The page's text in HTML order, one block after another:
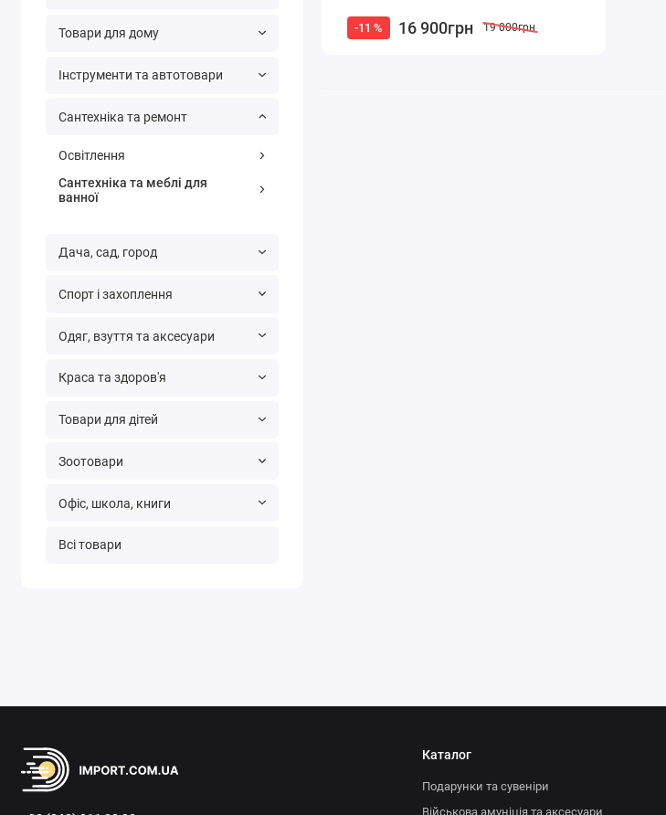
Товари для дому
Інструменти та автотовари
Сантехніка та ремонт
Освітлення
Сантехніка та меблі для
ванної
Дача, сад, город
Спорт і захоплення
Одяг, взуття та аксесуари
Краса та здоров'я
Товари для дітей
Зоотовари
Офіс, школа, книги
Всі товари
-11 % 16 900грн 19 000грн
Каталог
Подарунки та сувеніри
Військова амуніція та аксесуари